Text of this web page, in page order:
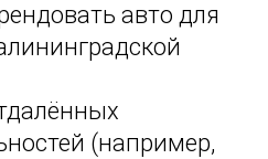
авто для
(например,